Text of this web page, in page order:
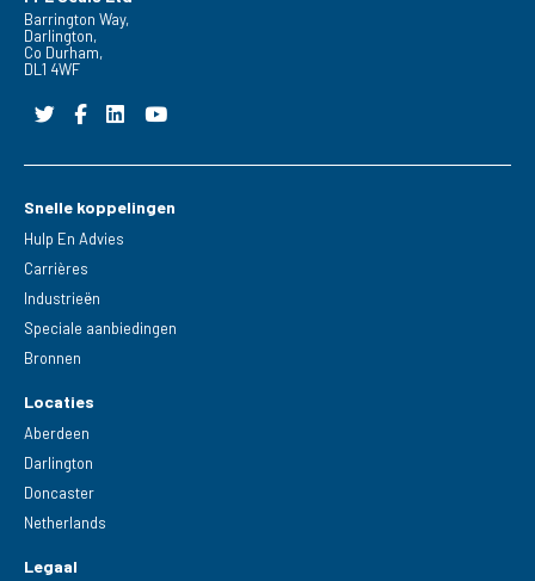
Barrington Way,
Darlington,
Co Durham,
DL1 4WF
Snelle koppelingen
Hulp En Advies
Carrières
Industrieën
Speciale aanbiedingen
Bronnen
Locaties
Aberdeen
Darlington
Doncaster
Netherlands
Legaal